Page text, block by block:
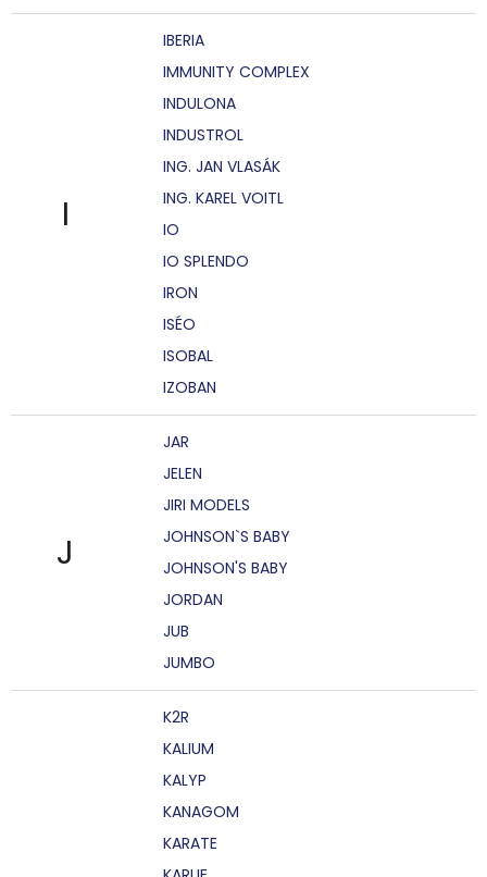
I
IBERIA
IMMUNITY COMPLEX
INDULONA
INDUSTROL
ING. JAN VLASÁK
ING. KAREL VOITL
IO
IO SPLENDO
IRON
ISÉO
ISOBAL
IZOBAN
J
JAR
JELEN
JIRI MODELS
JOHNSON`S BABY
JOHNSON'S BABY
JORDAN
JUB
JUMBO
K2R
KALIUM
KALYP
KANAGOM
KARATE